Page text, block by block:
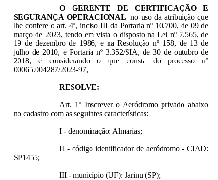
O GERENTE DE CERTIFICAÇÃO E
SEGURANÇA OPERACIONAL, no uso da atribuição que
lhe confere o art. 4º, inciso III da Portaria nº 10.700, de 09 de
março de 2023, tendo em vista o disposto na Lei nº 7.565, de
19 de dezembro de 1986, e na Resolução nº 158, de 13 de
julho de 2010, e Portaria nº 3.352/SIA, de 30 de outubro de
2018, e considerando o que consta do processo nº
00065.004287/2023-97,
RESOLVE:
Art. 1º Inscrever o Aeródromo privado abaixo
no cadastro com as seguintes características:
I - denominação: Almarias;
II - código identificador de aeródromo - CIAD:
SP1455;
III - município (UF): Jarinu (SP);